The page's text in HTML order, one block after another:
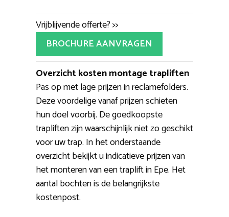
Vrijblijvende offerte? >>
BROCHURE AANVRAGEN
Overzicht kosten montage trapliften
Pas op met lage prijzen in reclamefolders.
Deze voordelige vanaf prijzen schieten
hun doel voorbij. De goedkoopste
trapliften zijn waarschijnlijk niet zo geschikt
voor uw trap. In het onderstaande
overzicht bekijkt u indicatieve prijzen van
het monteren van een traplift in Epe. Het
aantal bochten is de belangrijkste
kostenpost.